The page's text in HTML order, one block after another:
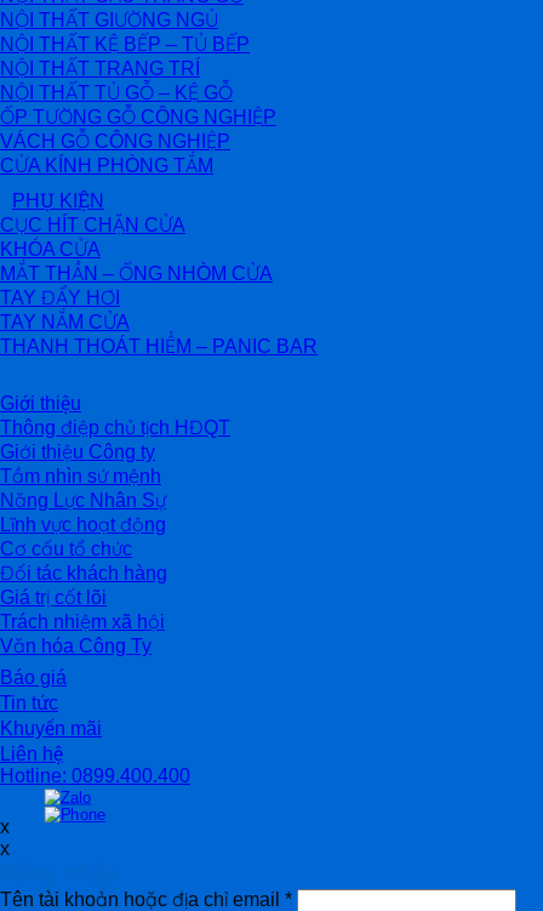
NỘI THẤT GIƯỜNG NGỦ
NỘI THẤT KỆ BẾP – TỦ BẾP
NỘI THẤT TRANG TRÍ
NỘI THẤT TỦ GỖ – KỆ GỖ
ỐP TƯỜNG GỖ CÔNG NGHIỆP
VÁCH GỖ CÔNG NGHIỆP
CỬA KÍNH PHÒNG TẮM
PHỤ KIỆN
CỤC HÍT CHẶN CỬA
KHÓA CỬA
MẮT THẦN – ỐNG NHÒM CỬA
TAY ĐẨY HƠI
TAY NẮM CỬA
THANH THOÁT HIỂM – PANIC BAR
Giới thiệu
Thông điệp chủ tịch HĐQT
Giới thiệu Công ty
Tầm nhìn sứ mệnh
Năng Lực Nhân Sự
Lĩnh vực hoạt động
Cơ cấu tổ chức
Đối tác khách hàng
Giá trị cốt lõi
Trách nhiệm xã hội
Văn hóa Công Ty
Báo giá
Tin tức
Khuyến mãi
Liên hệ
Hotline: 0899.400.400
x
x
Tên tài khoản hoặc địa chỉ email *